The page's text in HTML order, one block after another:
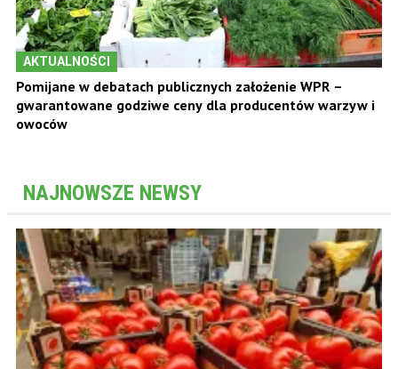
AKTUALNOŚCI
Pomijane w debatach publicznych założenie WPR –
gwarantowane godziwe ceny dla producentów warzyw i
owoców
NAJNOWSZE NEWSY